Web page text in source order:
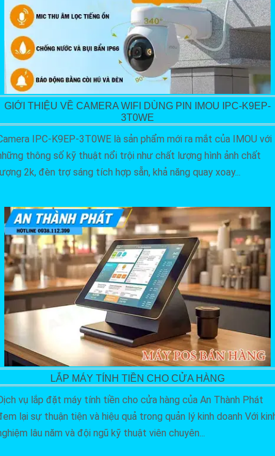
GIỚI THIỆU VỀ CAMERA WIFI DÙNG PIN IMOU IPC-K9EP-
3T0WE
IPC-K9EP-3T0WE là sản phẩm mới ra mắt của IMOU với
thông số kỹ thuật nổi trội như chất lượng hình ảnh chất
2k, đèn trợ sáng tích hợp sẵn, khả năng quay xoay...
LẮP MÁY TÍNH TIỀN CHO CỬA HÀNG
vụ lắp đặt máy tính tiền cho cửa hàng của An Thành Phát
lại sự thuận tiện và hiệu quả trong quản lý kinh doanh Với
lâu năm và đội ngũ kỹ thuật viên chuyên...